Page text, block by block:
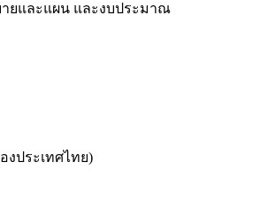
ายและแผน และงบประมาณ
งประเทศไทย)